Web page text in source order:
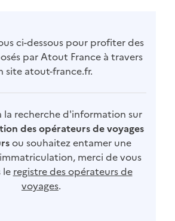
ci-dessous pour profiter des
par Atout France à travers
site atout-france.fr.
la recherche d'information sur
des opérateurs de voyages
ou souhaitez entamer une
merci de vous
le registre des opérateurs de
voyages.